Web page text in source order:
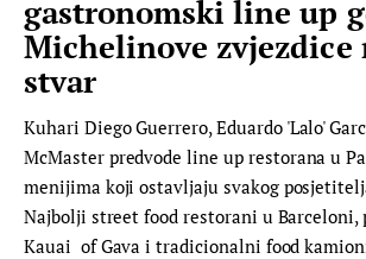
gastronomski line up
Michelinove zvjezdice
stvar
Kuhari Diego Guerrero, Eduardo 'Lalo'
McMaster predvode line up restorana u
menijima koji ostavljaju svakog
Najbolji street food restorani u Barceloni,
Kauai of Gava i tradicionalni food